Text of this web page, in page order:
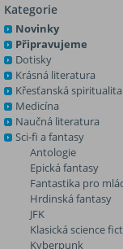
Kategorie
Novinky
Připravujeme
Dotisky
Krásná literatura
Křesťanská spiritualita
Medicína
Naučná literatura
Sci-fi a fantasy
Antologie
Epická fantasy
Fantastika pro
Hrdinská fantasy
JFK
Klasická science
Kyberpunk